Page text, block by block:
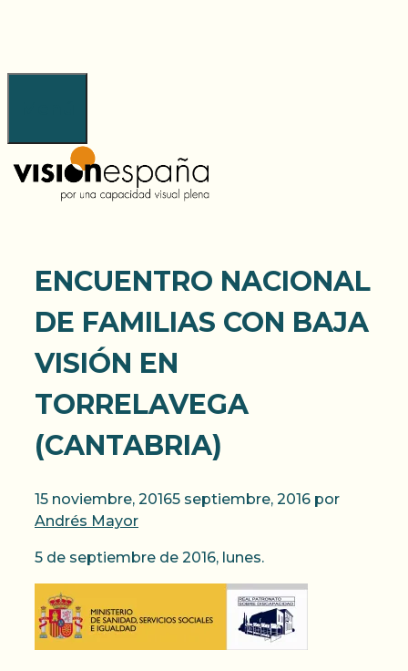
ENCUENTRO NACIONAL
DE FAMILIAS CON BAJA
VISIÓN EN
TORRELAVEGA
(CANTABRIA)
15 noviembre, 20165 septiembre, 2016 por
Andrés Mayor
5 de septiembre de 2016, lunes.